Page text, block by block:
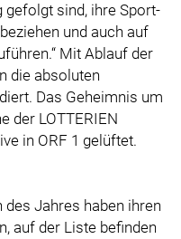
gefolgt sind, ihre Sport-
und auch auf
Mit Ablauf der
die absoluten
Das Geheimnis um
der LOTTERIEN
in ORF 1 gelüftet.
Jahres haben ihren
auf der Liste befinden